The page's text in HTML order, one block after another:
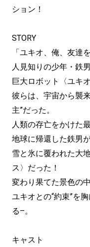
ション！
STORY
「ユキオ、俺、友達
人見知りの少年・鉄
巨大ロボット〈ユキオ
彼らは、宇宙から襲
主”だった。
人類の存亡をかけた
地球に帰還した鉄男
雪と氷に覆われた大
ス〉だった！
変わり果てた景色の中
ユキオとの“約束”を
る–。
キャスト